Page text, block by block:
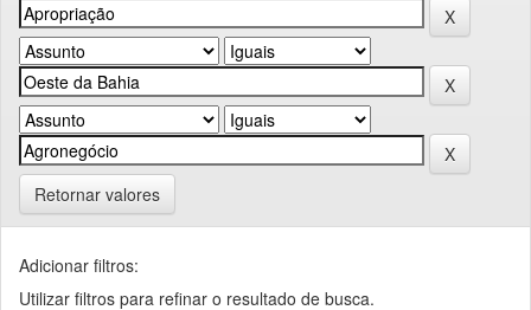
Retornar valores
Adicionar filtros:
Utilizar filtros para refinar o resultado de busca.